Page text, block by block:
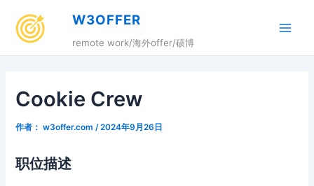
W3OFFER
remote work/海外offer/硕博
Cookie Crew
作者： w3offer.com /2024年9月26日
职位描述